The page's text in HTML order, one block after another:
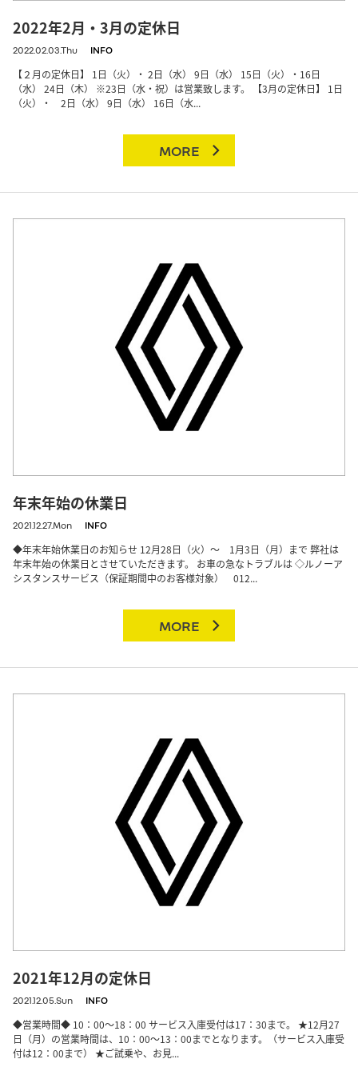
2022年2月・3月の定休日
2022.02.03.Thu INFO
【２月の定休日】 1日（火）・ 2日（水） 9日（水） 15日（火）・16日
（水） 24日（木） ※23日（水・祝）は営業致します。 【3月の定休日】 1日
（火）・ 2日（水） 9日（水） 16日（水...
MORE
年末年始の休業日
2021.12.27.Mon INFO
◆年末年始休業日のお知らせ 12月28日（火）～ 1月3日（月）まで 弊社は
年末年始の休業日とさせていただきます。 お車の急なトラブルは ◇ルノーア
シスタンスサービス（保証期間中のお客様対象） 012...
MORE
2021年12月の定休日
2021.12.05.Sun INFO
◆営業時間◆ 10：00～18：00 サービス入庫受付は17：30まで。 ★12月27
日（月）の営業時間は、10：00～13：00までとなります。（サービス入庫受
付は12：00まで） ★ご試乗や、お見...